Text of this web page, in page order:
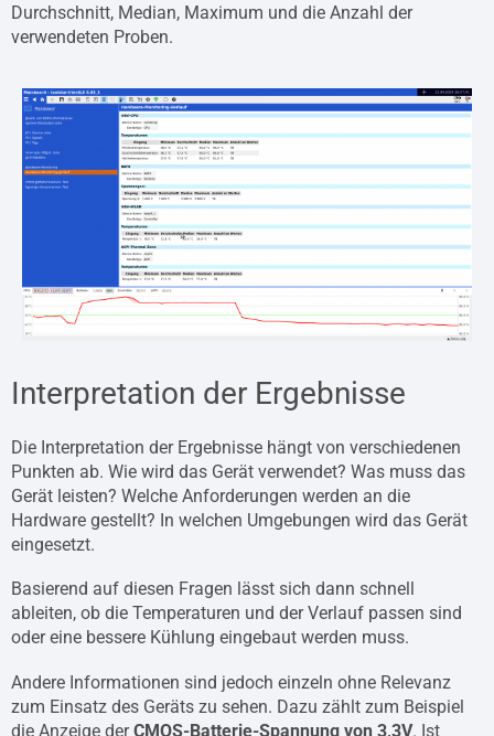
Durchschnitt, Median, Maximum und die Anzahl der
verwendeten Proben.
Interpretation der Ergebnisse
Die Interpretation der Ergebnisse hängt von verschiedenen
Punkten ab. Wie wird das Gerät verwendet? Was muss das
Gerät leisten? Welche Anforderungen werden an die
Hardware gestellt? In welchen Umgebungen wird das Gerät
eingesetzt.
Basierend auf diesen Fragen lässt sich dann schnell
ableiten, ob die Temperaturen und der Verlauf passen sind
oder eine bessere Kühlung eingebaut werden muss.
Andere Informationen sind jedoch einzeln ohne Relevanz
zum Einsatz des Geräts zu sehen. Dazu zählt zum Beispiel
die Anzeige derCMOS-Batterie-Spannung von 3,3V. Ist